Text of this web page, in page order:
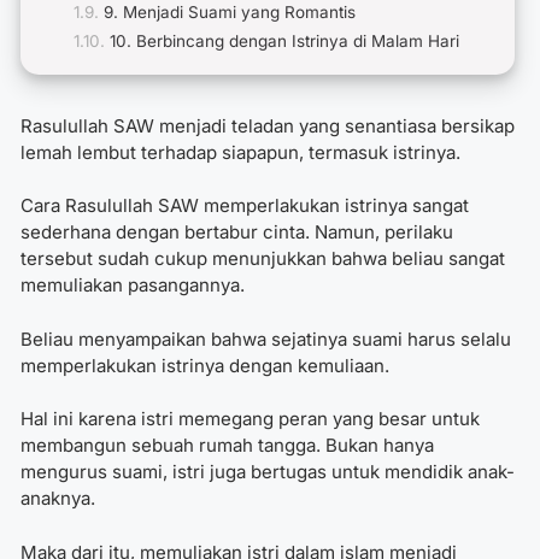
9. Menjadi Suami yang Romantis
10. Berbincang dengan Istrinya di Malam Hari
Rasulullah SAW menjadi teladan yang senantiasa bersikap
lemah lembut terhadap siapapun, termasuk istrinya.
Cara Rasulullah SAW memperlakukan istrinya sangat
sederhana dengan bertabur cinta. Namun, perilaku
tersebut sudah cukup menunjukkan bahwa beliau sangat
memuliakan pasangannya.
Beliau menyampaikan bahwa sejatinya suami harus selalu
memperlakukan istrinya dengan kemuliaan.
Hal ini karena istri memegang peran yang besar untuk
membangun sebuah rumah tangga. Bukan hanya
mengurus suami, istri juga bertugas untuk mendidik anak-
anaknya.
Maka dari itu, memuliakan istri dalam islam menjadi